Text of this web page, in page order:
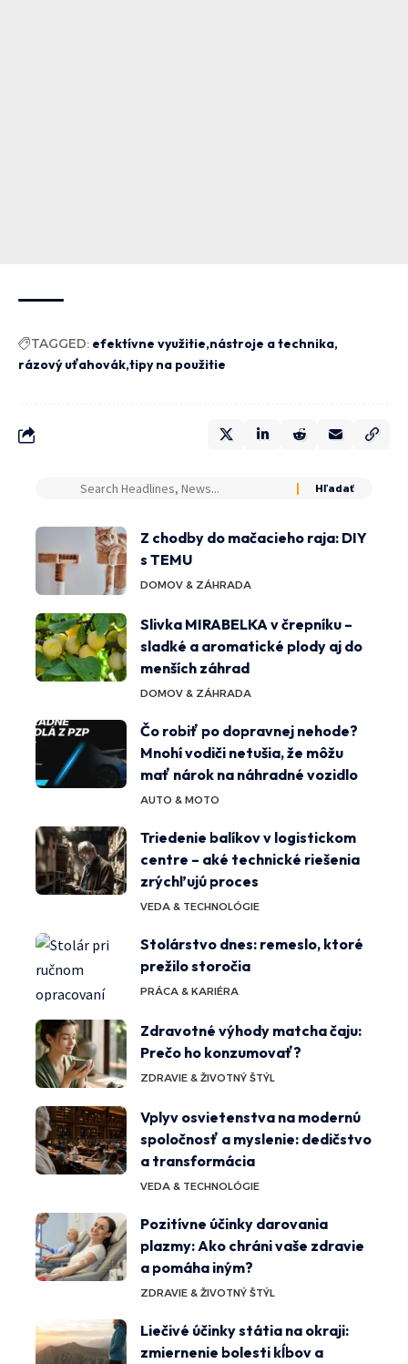
TAGGED: efektívne využitie nástroje a technika
rázový uťahovák tipy na použitie
Z chodby do mačacieho raja: DIY
s TEMU
DOMOV & ZÁHRADA
Slivka MIRABELKA v črepníku –
sladké a aromatické plody aj do
menších záhrad
DOMOV & ZÁHRADA
Čo robiť po dopravnej nehode?
Mnohí vodiči netušia, že môžu
mať nárok na náhradné vozidlo
AUTO & MOTO
Triedenie balíkov v logistickom
centre – aké technické riešenia
zrýchľujú proces
VEDA & TECHNOLÓGIE
Stolárstvo dnes: remeslo, ktoré
prežilo storočia
PRÁCA & KARIÉRA
Zdravotné výhody matcha čaju:
Prečo ho konzumovať?
ZDRAVIE & ŽIVOTNÝ ŠTÝL
Vplyv osvietenstva na modernú
spoločnosť a myslenie: dedičstvo
a transformácia
VEDA & TECHNOLÓGIE
Pozitívne účinky darovania
plazmy: Ako chráni vaše zdravie
a pomáha iným?
ZDRAVIE & ŽIVOTNÝ ŠTÝL
Liečivé účinky státia na okraji:
zmiernenie bolesti kĺbov a